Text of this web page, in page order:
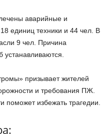
аварийные и
единиц техники и 44 чел. В
9 чел. Причина
призывает жителей
и требования ПЖ.
поможет избежать трагедии.